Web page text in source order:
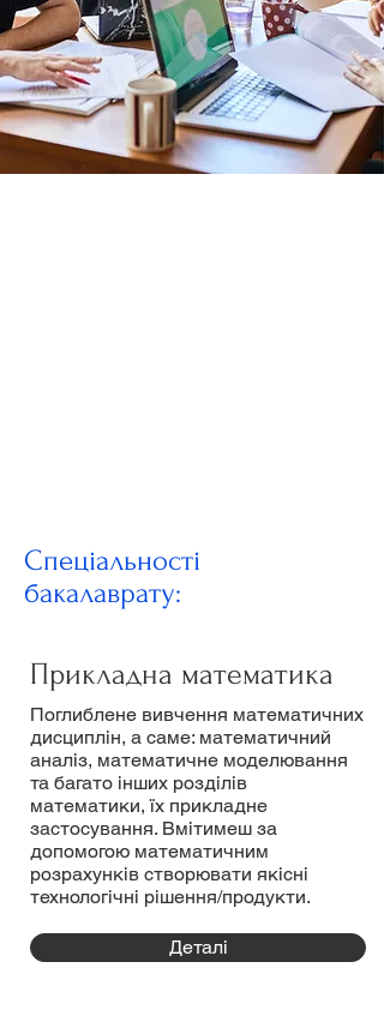
Спеціальності
бакалаврату:
Прикладна математика
Поглиблене вивчення математичних
дисциплін, а саме: математичний
аналіз, математичне моделювання
та багато інших розділів
математики, їх прикладне
застосування. Вмітимеш за
допомогою математичним
розрахунків створювати якісні
технологічні рішення/продукти.
Деталі